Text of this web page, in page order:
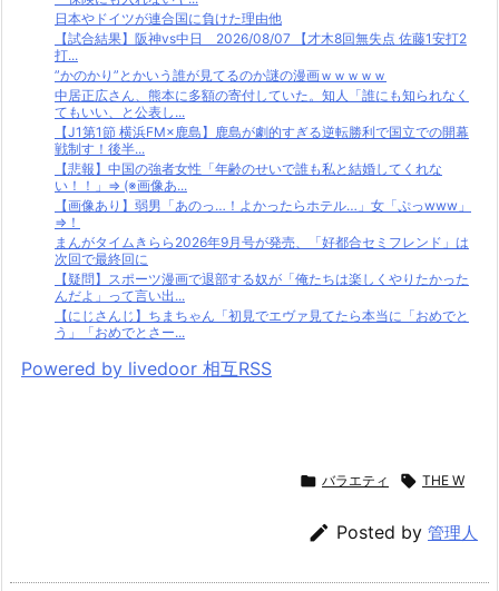
日本やドイツが連合国に負けた理由他
【試合結果】阪神vs中日 2026/08/07 【才木8回無失点 佐藤1安打2
打...
”かのかり”とかいう誰が見てるのか謎の漫画ｗｗｗｗｗ
中居正広さん、熊本に多額の寄付していた。知人「誰にも知られなく
てもいい、と公表し...
【J1第1節 横浜FM×鹿島】鹿島が劇的すぎる逆転勝利で国立での開幕
戦制す！後半...
【悲報】中国の強者女性「年齢のせいで誰も私と結婚してくれな
い！！」⇒ (※画像あ...
【画像あり】弱男「あのっ…！よかったらホテル…」女「ぷっwww」
⇒！
まんがタイムきらら2026年9月号が発売、「好都合セミフレンド」は
次回で最終回に
【疑問】スポーツ漫画で退部する奴が「俺たちは楽しくやりたかった
んだよ」って言い出...
【にじさんじ】ちまちゃん「初見でエヴァ見てたら本当に「おめでと
う」「おめでとさー...
Powered by livedoor 相互RSS
 バラエティ  THE W
 Posted by 管理人